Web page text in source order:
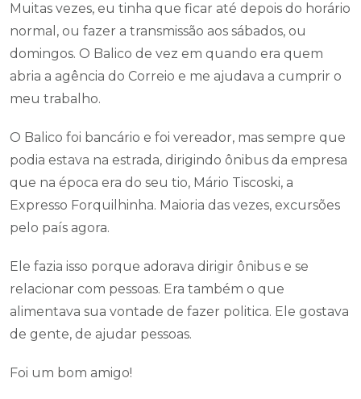
Muitas vezes, eu tinha que ficar até depois do horário
normal, ou fazer a transmissão aos sábados, ou
domingos. O Balico de vez em quando era quem
abria a agência do Correio e me ajudava a cumprir o
meu trabalho.
O Balico foi bancário e foi vereador, mas sempre que
podia estava na estrada, dirigindo ônibus da empresa
que na época era do seu tio, Mário Tiscoski, a
Expresso Forquilhinha. Maioria das vezes, excursões
pelo país agora.
Ele fazia isso porque adorava dirigir ônibus e se
relacionar com pessoas. Era também o que
alimentava sua vontade de fazer politica. Ele gostava
de gente, de ajudar pessoas.
Foi um bom amigo!